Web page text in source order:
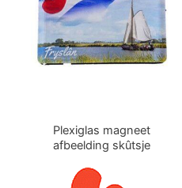
Plexiglas magneet
afbeelding skûtsje